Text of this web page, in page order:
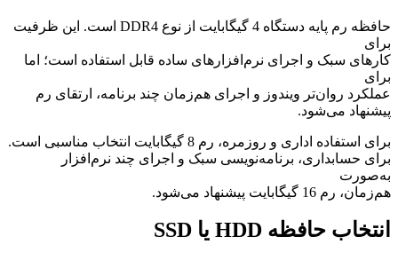
حافظه رم پایه دستگاه 4 گیگابایت از نوع DDR4 است. این ظرفیت
برای
کارهای سبک و اجرای نرم‌افزارهای ساده قابل استفاده است؛ اما
برای
عملکرد روان‌تر ویندوز و اجرای هم‌زمان چند برنامه، ارتقای رم
پیشنهاد می‌شود.
برای استفاده اداری و روزمره، رم 8 گیگابایت انتخاب مناسبی است.
برای حسابداری، برنامه‌نویسی سبک و اجرای چند نرم‌افزار
به‌صورت
هم‌زمان، رم 16 گیگابایت پیشنهاد می‌شود.
انتخاب حافظه HDD یا SSD